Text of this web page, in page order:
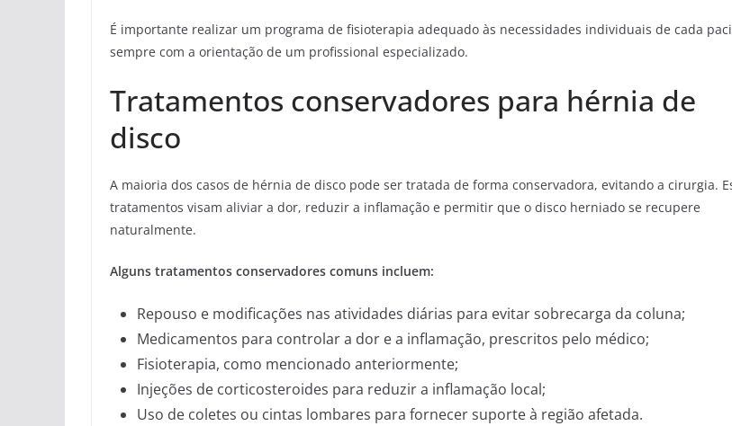
É importante realizar um programa de fisioterapia adequado às necessidades individuais de cada
sempre com a orientação de um profissional especializado.
Tratamentos conservadores para hérnia de
disco
A maioria dos casos de hérnia de disco pode ser tratada de forma conservadora, evitando a cirurgia.
tratamentos visam aliviar a dor, reduzir a inflamação e permitir que o disco herniado se recupere
naturalmente.
Alguns tratamentos conservadores comuns incluem:
Repouso e modificações nas atividades diárias para evitar sobrecarga da coluna;
Medicamentos para controlar a dor e a inflamação, prescritos pelo médico;
Fisioterapia, como mencionado anteriormente;
Injeções de corticosteroides para reduzir a inflamação local;
Uso de coletes ou cintas lombares para fornecer suporte à região afetada.